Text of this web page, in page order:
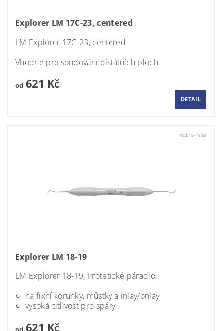
Explorer LM 17C-23, centered
LM Explorer 17C-23, centered
Vhodné pro sondování distálních ploch.
od621 Kč
DETAIL
Kód: 18-19XSI
Explorer LM 18-19
LM Explorer 18-19, Protetické páradlo.
na fixní korunky, můstky a inlay/onlay
vysoká citlivost pro spáry
od621 Kč